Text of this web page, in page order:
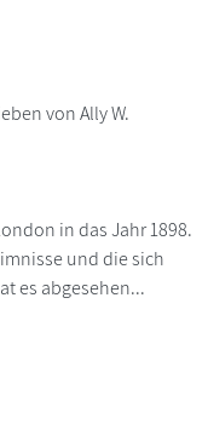
von Ally W.
in das Jahr 1898.
und die sich
es abgesehen...